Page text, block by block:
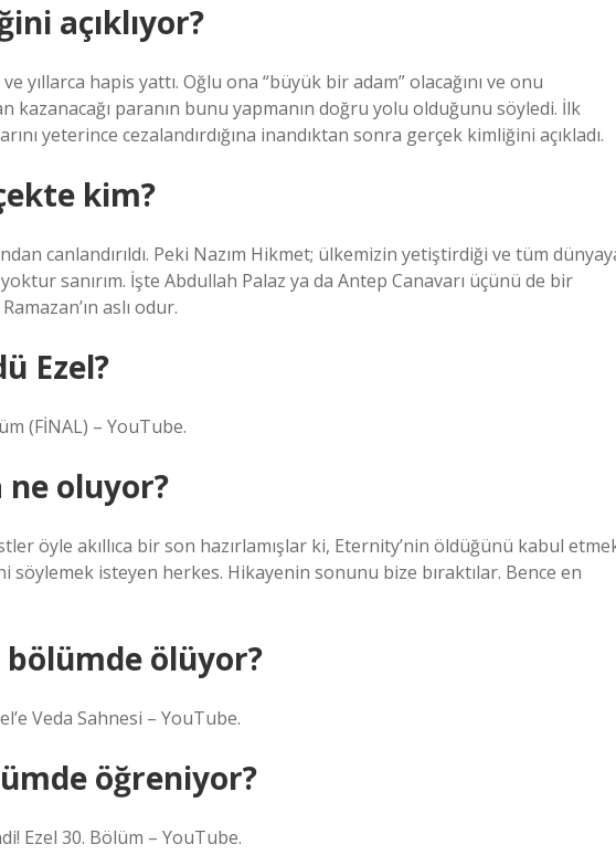
açıklıyor?
yıllarca hapis yattı. Oğlu ona “büyük bir adam” olacağını ve onu
kazanacağı paranın bunu yapmanın doğru yolu olduğunu söyledi. İlk
yeterince cezalandırdığına inandıktan sonra gerçek kimliğini açıkladı.
kim?
canlandırıldı. Peki Nazım Hikmet; ülkemizin yetiştirdiği ve tüm
sanırım. İşte Abdullah Palaz ya da Antep Canavarı üçünü de bir
aslı odur.
Ezel?
(FİNAL) – YouTube.
ne oluyor?
öyle akıllıca bir son hazırlamışlar ki, Eternity’nin öldüğünü kabul
söylemek isteyen herkes. Hikayenin sonunu bize bıraktılar. Bence en
bölümde ölüyor?
Veda Sahnesi – YouTube.
öğreniyor?
Ezel 30. Bölüm – YouTube.